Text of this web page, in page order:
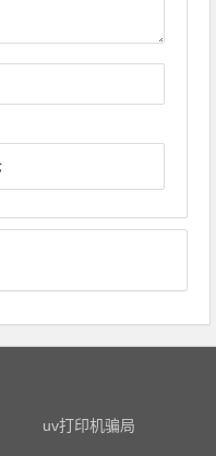
uv打印机骗局